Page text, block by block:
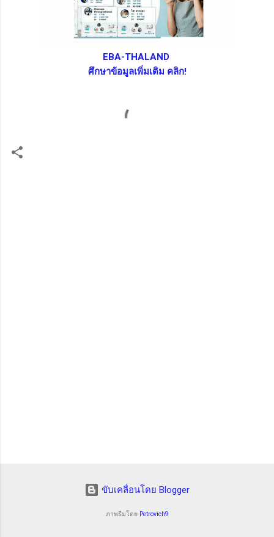
EBA-THALAND
ศึกษาข้อมูลเพิ่มเติม คลิก!
ขับเคลื่อนโดย Blogger
ภาพธีมโดย Petrovich9